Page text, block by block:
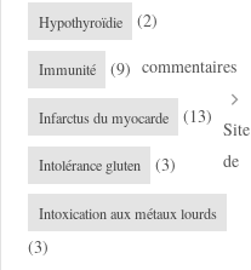
Hypothyroïdie (2)
Immunité (9)
Infarctus du myocarde (13)
Intolérance gluten (3)
Intoxication aux métaux lourds
(3)
commentaires
Site
de